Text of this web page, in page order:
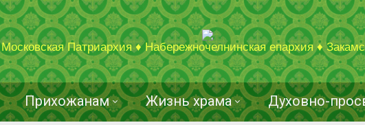
Московская Патриархия ♦ Набережночелнинская епархия ♦
Прихожанам Жизнь храма Духовно-